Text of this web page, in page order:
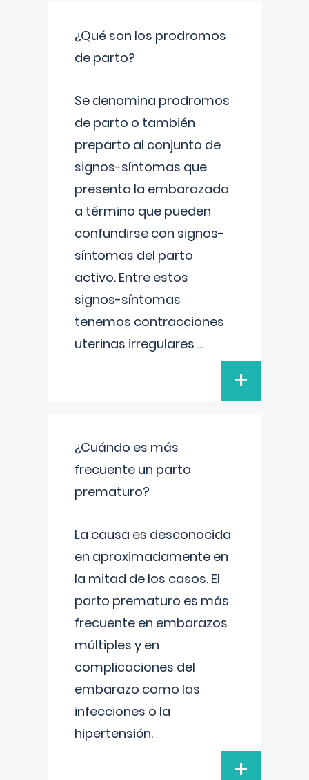
¿Qué son los prodromos
de parto?
Se denomina prodromos
de parto o también
preparto al conjunto de
signos-síntomas que
presenta la embarazada
a término que pueden
confundirse con signos-
síntomas del parto
activo. Entre estos
signos-síntomas
tenemos contracciones
uterinas irregulares ...
+
¿Cuándo es más
frecuente un parto
prematuro?
La causa es desconocida
en aproximadamente en
la mitad de los casos. El
parto prematuro es más
frecuente en embarazos
múltiples y en
complicaciones del
embarazo como las
infecciones o la
hipertensión.
+